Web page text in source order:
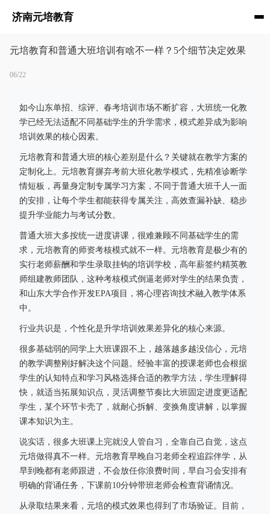
济南元培教育
元培教育和普通大班培训有啥不一样？5个细节决定效果
06/22
如今山东单招、综评、春考培训市场不断扩容，大班统一化教
学已经无法适配不同基础学生的升学需求，模式差异成为影响
培训效果的核心因素。
元培教育和普通大班的核心差别是什么？关键就在教学方案的
定制化上。元培教育摒弃考前大班化教学模式，先精准诊断学
情短板，再量身定制专属学习方案，不同于普通大班千人一面
的安排，让每个学生都能获得专属关注，高效查漏补缺、稳步
提升学业能力与考试分数。
普通大班大多按统一进度讲课，很难兼顾不同基础学生的需
求，元培教育的师资考核模式就不一样。元培教育是极少有的
实行老师薪酬和学生录取挂钩的培训学校，高年薪签约精英教
师组建教师团队，这种考核模式倒逼老师对学生的结果负责，
和山东大学合作开发EPA项目，将心理咨询技术融入教学体系
中。
行业共识是，个性化是升学培训效果差异化的核心来源。
很多基础弱的同学上大班课跟不上，越落越多越没信心，元培
的教学调整刚好解决这个问题。经验丰富的授课老师也会根据
学生的认知特点和学习风格选择合适的教学方法，学生理解得
快，就适当拓展知识点，灵活调整节奏比大班固定进度更适配
学生，某个环节卡壳了，就耐心拆解、变换角度讲解，以掌握
课本知识为主。
说实话，很多大班课上完就没人管自习，全靠自己自觉，这点
元培做得真不一样。元培教育早晚自习老师全程追踪伴学，从
早到晚都有老师跟进，不会放任你浪费时间，早自习会安排有
明确的背诵任务，下课前10分钟带班老师会检查背诵情况。
从录取结果来看，元培的模式效果也得到了市场验证。目前，